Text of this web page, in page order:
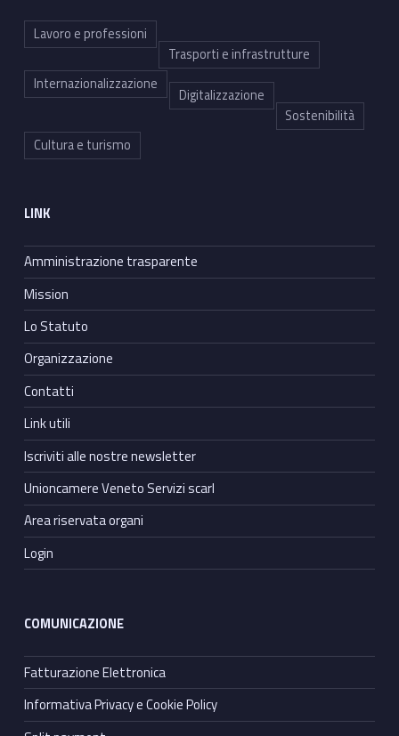
Lavoro e professioni
Trasporti e infrastrutture
Internazionalizzazione
Digitalizzazione
Sostenibilità
Cultura e turismo
LINK
Amministrazione trasparente
Mission
Lo Statuto
Organizzazione
Contatti
Link utili
Iscriviti alle nostre newsletter
Unioncamere Veneto Servizi scarl
Area riservata organi
Login
COMUNICAZIONE
Fatturazione Elettronica
Informativa Privacy e Cookie Policy